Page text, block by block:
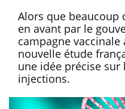
Alors que beaucoup
en avant par le
campagne
nouvelle étude
une idée précise sur
injections.